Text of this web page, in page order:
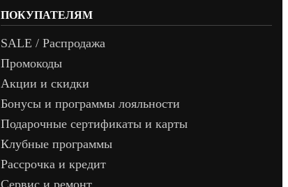
ПОКУПАТЕЛЯМ
SALE / Распродажа
Промокоды
Акции и скидки
Бонусы и программы лояльности
Подарочные сертификаты и карты
Клубные программы
Рассрочка и кредит
Сервис и ремонт